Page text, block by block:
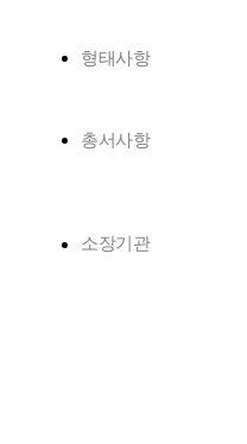
형태사항
총서사항
소장기관